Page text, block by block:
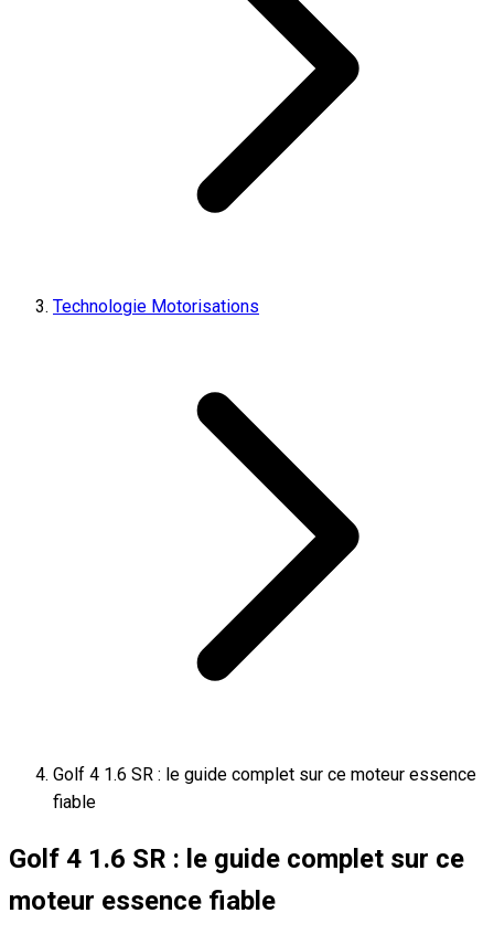
Technologie Motorisations
Golf 4 1.6 SR : le guide complet sur ce moteur essence
fiable
Golf 4 1.6 SR : le guide complet sur ce
moteur essence fiable